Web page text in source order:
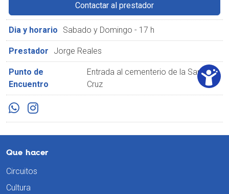
Contactar al prestador
Dia y horario Sabado y Domingo - 17 h
Prestador Jorge Reales
Punto de
Encuentro
Entrada al cementerio de la Santa
Cruz
Que hacer
Circuitos
Cultura